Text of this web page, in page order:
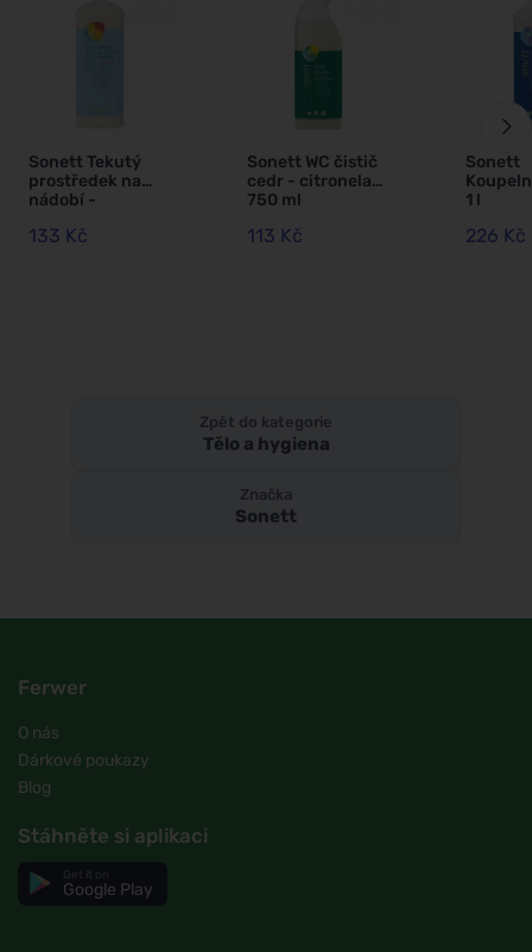
Sonett Tekutý
prostředek na
nádobí -
133 Kč
Sonett WC čistič
cedr - citronela
750 ml
113 Kč
Sonett
1 l
226 Kč
Zpět do kategorie
Tělo a hygiena
Značka
Sonett
Ferwer
O nás
Dárkové poukazy
Blog
Stáhněte si aplikaci
Google Play